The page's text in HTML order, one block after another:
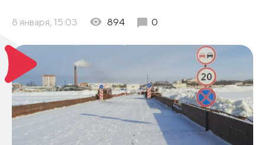
8 января, 15:03 894 0